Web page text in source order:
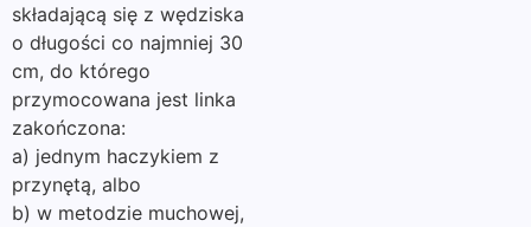
składającą się z wędziska
o długości co najmniej 30
cm, do którego
przymocowana jest linka
zakończona:
a) jednym haczykiem z
przynętą, albo
b) w metodzie muchowej,